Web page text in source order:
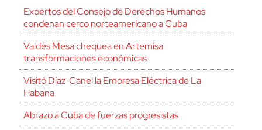
Expertos del Consejo de Derechos Humanos
condenan cerco norteamericano a Cuba
Valdés Mesa chequea en Artemisa
transformaciones económicas
Visitó Díaz-Canel la Empresa Eléctrica de La
Habana
Abrazo a Cuba de fuerzas progresistas